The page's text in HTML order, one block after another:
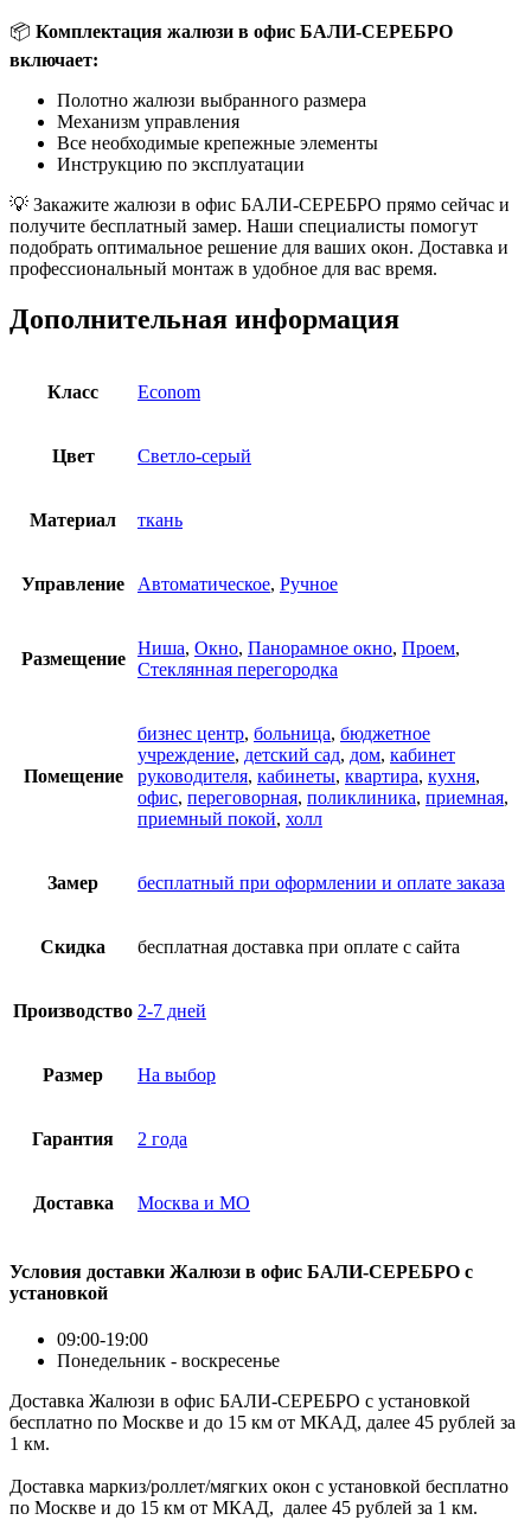
📦 Комплектация жалюзи в офис БАЛИ-СЕРЕБРО
включает:
Полотно жалюзи выбранного размера
Механизм управления
Все необходимые крепежные элементы
Инструкцию по эксплуатации
💡 Закажите жалюзи в офис БАЛИ-СЕРЕБРО прямо сейчас и
получите бесплатный замер. Наши специалисты помогут
подобрать оптимальное решение для ваших окон. Доставка и
профессиональный монтаж в удобное для вас время.
Дополнительная информация
Класс Econom
Цвет Светло-серый
Материал ткань
Управление Автоматическое, Ручное
Размещение
Ниша, Окно, Панорамное окно, Проем,
Стеклянная перегородка
Помещение
бизнес центр, больница, бюджетное
учреждение, детский сад, дом, кабинет
руководителя, кабинеты, квартира, кухня,
офис, переговорная, поликлиника, приемная,
приемный покой, холл
Замер бесплатный при оформлении и оплате заказа
Скидка бесплатная доставка при оплате с сайта
Производство 2-7 дней
Размер На выбор
Гарантия 2 года
Доставка Москва и МО
Условия доставки Жалюзи в офис БАЛИ-СЕРЕБРО с
установкой
09:00-19:00
Понедельник - воскресенье
Доставка Жалюзи в офис БАЛИ-СЕРЕБРО с установкой
бесплатно по Москве и до 15 км от МКАД, далее 45 рублей за
1 км.
Доставка маркиз/роллет/мягких окон с установкой бесплатно
по Москве и до 15 км от МКАД, далее 45 рублей за 1 км.